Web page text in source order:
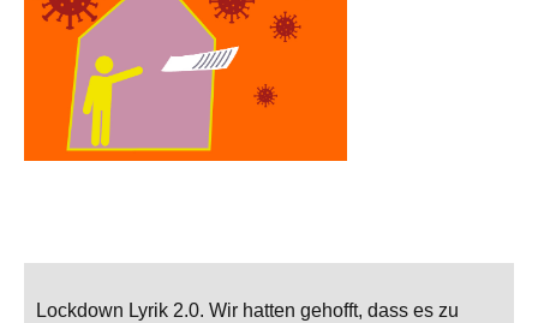
Lockdown Lyrik 2.0. Wir hatten gehofft, dass es zu